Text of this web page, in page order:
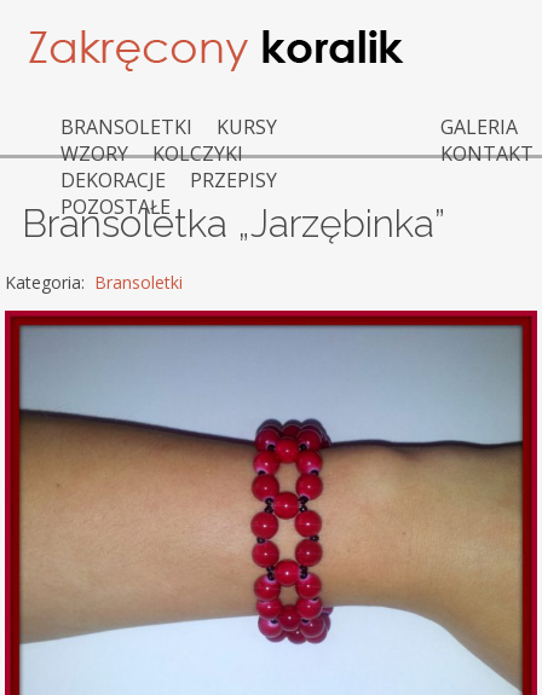
BRANSOLETKI
KURSY
WZORY
KOLCZYKI
DEKORACJE
PRZEPISY
POZOSTAŁE
GALERIA
KONTAKT
Bransoletka „Jarzębinka”
Kategoria: Bransoletki